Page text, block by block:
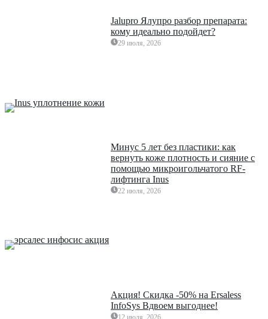
Jalupro Ялупро разбор препарата:
кому идеально подойдет?
29 июля, 2026
Минус 5 лет без пластики: как
вернуть коже плотность и сияние с
помощью микроигольчатого RF-
лифтинга Inus
22 июля, 2026
Акция! Скидка -50% на Ersaless
InfoSys Вдвоем выгоднее!
12 июля, 2026